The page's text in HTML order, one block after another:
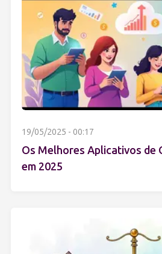
19/05/2025 - 00:17
Os Melhores Aplicativos de
em 2025